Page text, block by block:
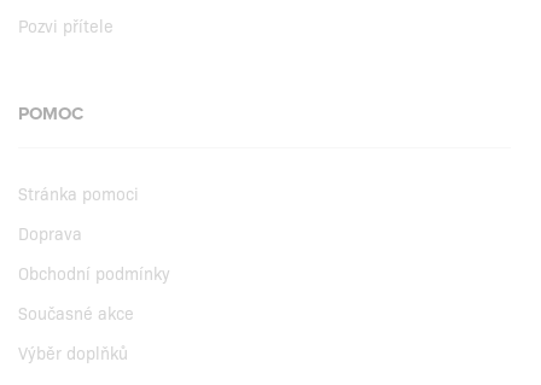
Pozvi přítele
POMOC
Stránka pomoci
Doprava
Obchodní podmínky
Současné akce
Výběr doplňků